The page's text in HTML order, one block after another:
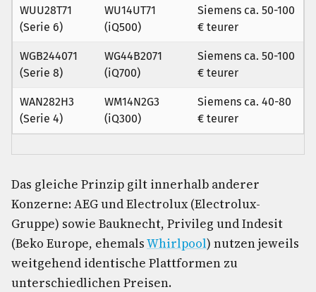
WUU28T71
(Serie 6)
WU14UT71
(iQ500)
Siemens ca. 50-100
€ teurer
WGB244071
(Serie 8)
WG44B2071
(iQ700)
Siemens ca. 50-100
€ teurer
WAN282H3
(Serie 4)
WM14N2G3
(iQ300)
Siemens ca. 40-80
€ teurer
Das gleiche Prinzip gilt innerhalb anderer
Konzerne: AEG und Electrolux (Electrolux-
Gruppe) sowie Bauknecht, Privileg und Indesit
(Beko Europe, ehemalsWhirlpool) nutzen jeweils
weitgehend identische Plattformen zu
unterschiedlichen Preisen.